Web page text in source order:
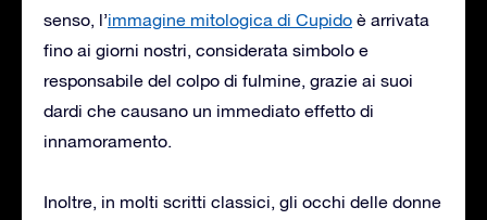
senso, l’immagine mitologica di Cupido è arrivata
fino ai giorni nostri, considerata simbolo e
responsabile del colpo di fulmine, grazie ai suoi
dardi che causano un immediato effetto di
innamoramento.
Inoltre, in molti scritti classici, gli occhi delle donne